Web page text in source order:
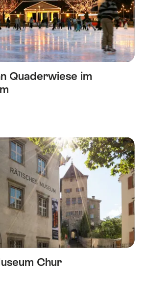
Quaderwiese im
Chur